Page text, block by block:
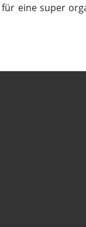
eine super